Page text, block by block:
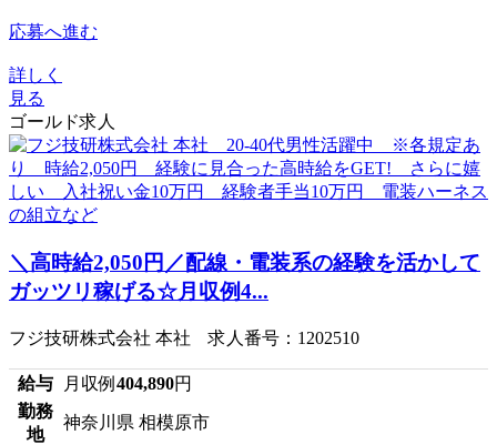
応募へ進む
詳しく
見る
ゴールド求人
＼高時給2,050円／配線・電装系の経験を活かして
ガッツリ稼げる☆月収例4...
フジ技研株式会社 本社 求人番号：1202510
給与 月収例 404,890円
勤務
地
神奈川県 相模原市